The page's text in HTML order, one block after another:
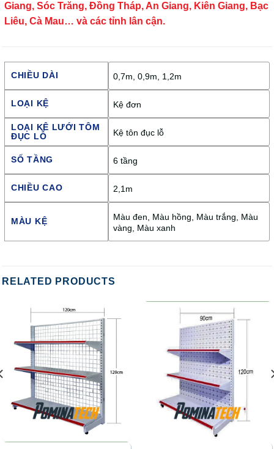
Giang, Sóc Trăng, Đồng Tháp, An Giang, Kiên Giang, Bạc
Liêu, Cà Mau… và các tỉnh lân cận.
CHIỀU DÀI 0,7m, 0,9m, 1,2m
LOẠI KỆ Kệ đơn
LOẠI KÊ LƯỚI TÔM
ĐỤC LỖ
Kệ tôn đục lỗ
SỐ TẦNG 6 tầng
CHIỀU CAO 2,1m
MÀU KỆ
Màu đen, Màu hồng, Màu trắng, Màu
vàng, Màu xanh
RELATED PRODUCTS